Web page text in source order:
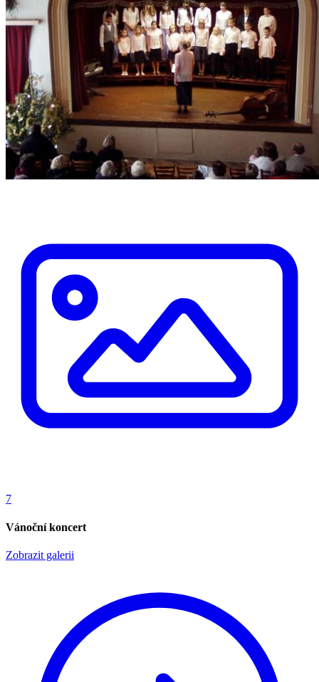
7
Vánoční koncert
Zobrazit galerii